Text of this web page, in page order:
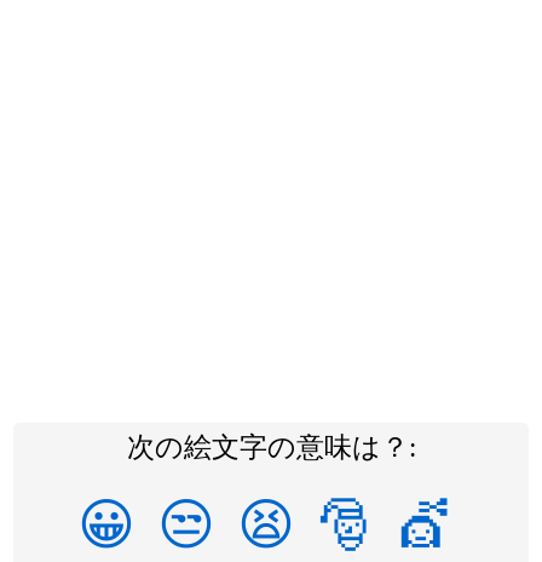
次の絵文字の意味は？:
😀 😒 😫 🎅 💇